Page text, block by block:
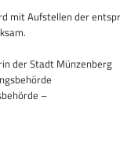
mit Aufstellen der
der Stadt Münzenberg
–